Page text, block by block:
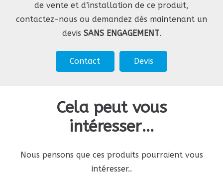
de vente et d’installation de ce produit,
contactez-nous ou demandez dès maintenant un
devis SANS ENGAGEMENT.
Contact Devis
Cela peut vous
intéresser…
Nous pensons que ces produits pourraient vous
intéresser..